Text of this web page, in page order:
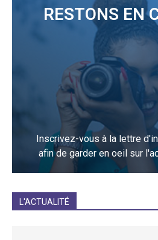
RESTONS EN
Inscrivez-vous à la lettre
afin de garder en oeil sur
L'ACTUALITÉ